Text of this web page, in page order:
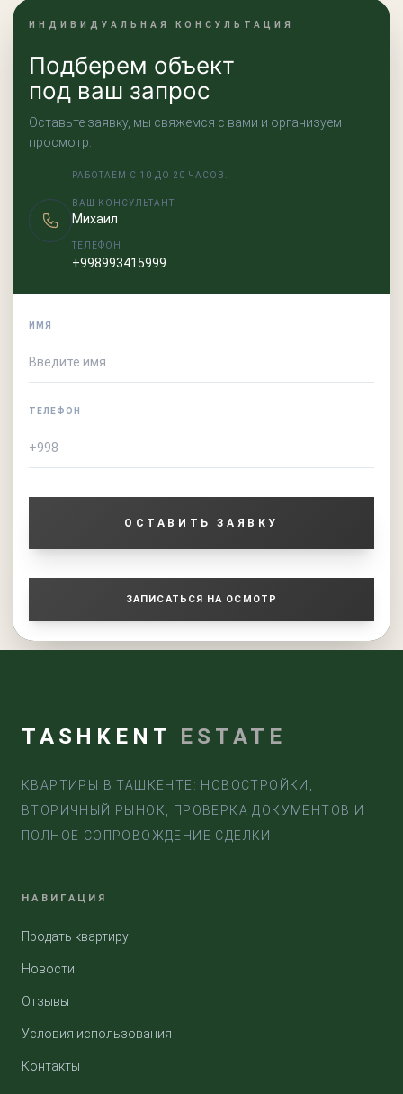
ИНДИВИДУАЛЬНАЯ КОНСУЛЬТАЦИЯ
Подберем объект
под ваш запрос
Оставьте заявку, мы свяжемся с вами и организуем
просмотр.
РАБОТАЕМ С 10 ДО 20 ЧАСОВ.
ВАШ КОНСУЛЬТАНТ
Михаил
ТЕЛЕФОН
+998993415999
ИМЯ
ТЕЛЕФОН
ОСТАВИТЬ ЗАЯВКУ
ЗАПИСАТЬСЯ НА ОСМОТР
TASHKENT ESTATE
КВАРТИРЫ В ТАШКЕНТЕ: НОВОСТРОЙКИ,
ВТОРИЧНЫЙ РЫНОК, ПРОВЕРКА ДОКУМЕНТОВ И
ПОЛНОЕ СОПРОВОЖДЕНИЕ СДЕЛКИ.
НАВИГАЦИЯ
Продать квартиру
Новости
Отзывы
Условия использования
Контакты